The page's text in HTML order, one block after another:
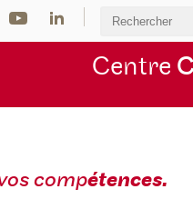
Centre
compétences.